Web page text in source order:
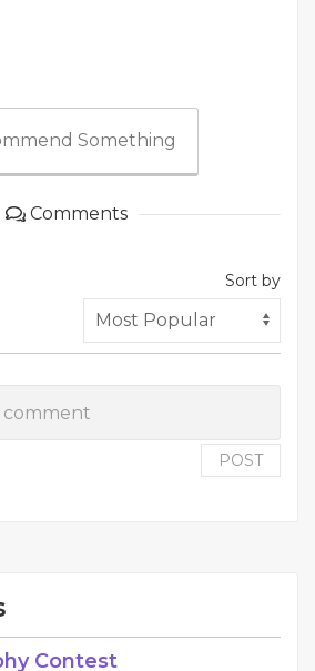
Something
Comments
Sort by
POST
Contest